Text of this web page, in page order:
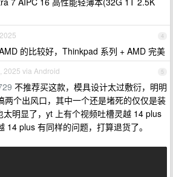
4
的比较好，Thinkpad 系列 + AMD 完美
5
2025 via Android
不推荐买这款，模具设计太过敷衍，明明
两个出风口，其中一个还是堵死的仅仅是装
太明显了，yt 上有个视频吐槽灵越 14 plus
14 plus 有同样的问题，打算退货了。